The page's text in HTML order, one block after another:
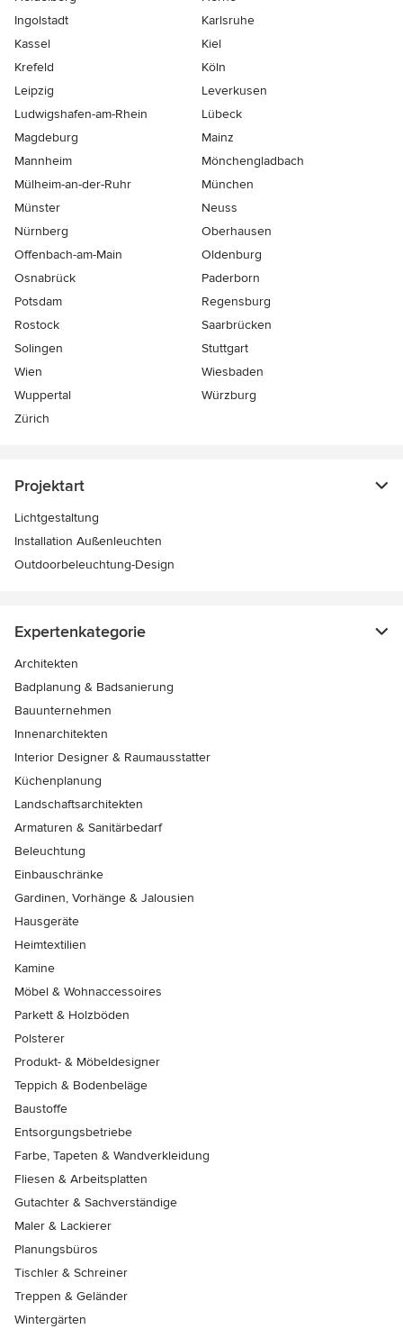
Ingolstadt
Karlsruhe
Kassel
Kiel
Krefeld
Köln
Leipzig
Leverkusen
Ludwigshafen-am-Rhein
Lübeck
Magdeburg
Mainz
Mannheim
Mönchen­gladbach
Mülheim-an-der-Ruhr
München
Münster
Neuss
Nürnberg
Oberhausen
Offenbach-am-Main
Oldenburg
Osnabrück
Paderborn
Potsdam
Regensburg
Rostock
Saarbrücken
Solingen
Stuttgart
Wien
Wiesbaden
Wuppertal
Würzburg
Zürich
Projektart
Lichtgestaltung
Installation Außenleuchten
Outdoorbeleuchtung-Design
Expertenkategorie
Architekten
Badplanung & Badsanierung
Bauunternehmen
Innenarchitekten
Interior Designer & Raumausstatter
Küchenplanung
Landschaftsarchitekten
Armaturen & Sanitärbedarf
Beleuchtung
Einbauschränke
Gardinen, Vorhänge & Jalousien
Hausgeräte
Heimtextilien
Kamine
Möbel & Wohnaccessoires
Parkett & Holzböden
Polsterer
Produkt- & Möbeldesigner
Teppich & Bodenbeläge
Baustoffe
Entsorgungsbetriebe
Farbe, Tapeten & Wandverkleidung
Fliesen & Arbeitsplatten
Gutachter & Sachverständige
Maler & Lackierer
Planungsbüros
Tischler & Schreiner
Treppen & Geländer
Wintergärten